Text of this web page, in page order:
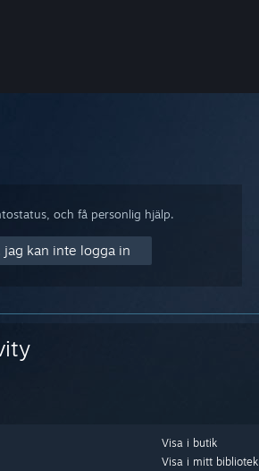
och få personlig hjälp.
jag kan inte logga in
Visa i butik
Visa i mitt bibliotek